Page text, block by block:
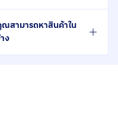
สามารถหาสินค้าใน
ง